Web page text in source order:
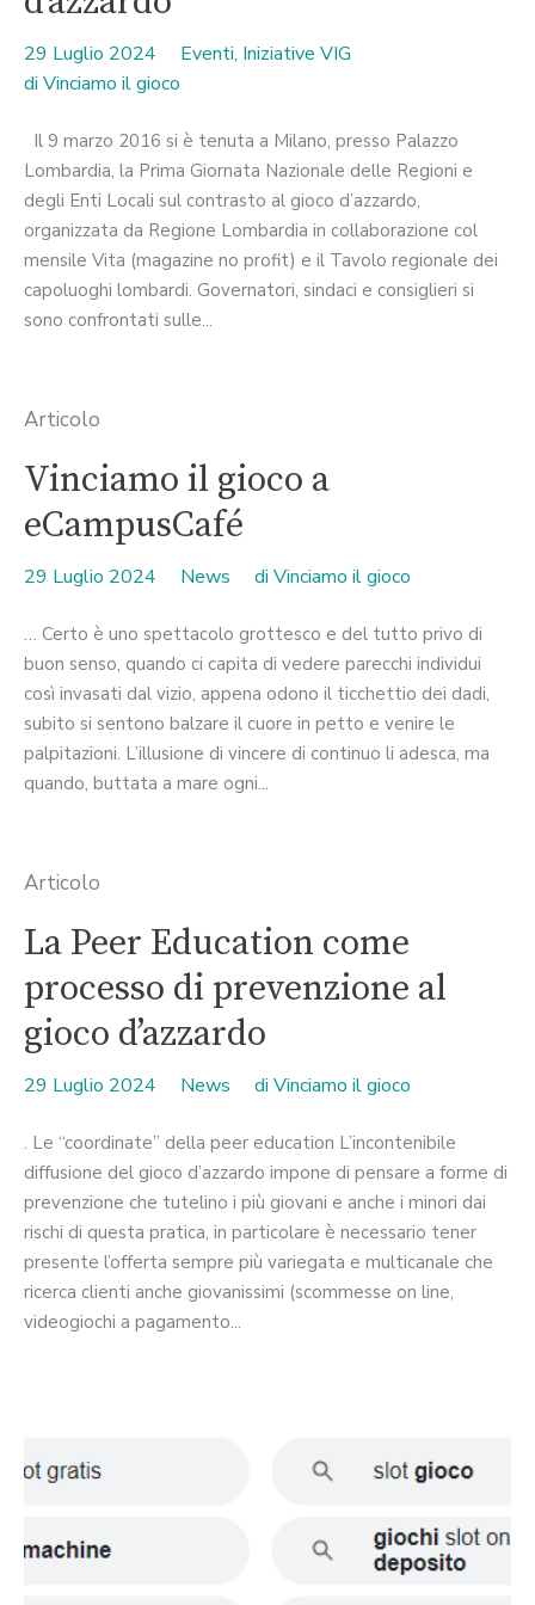
29 Luglio 2024 Eventi, Iniziative VIG
di Vinciamo il gioco
Il 9 marzo 2016 si è tenuta a Milano, presso Palazzo
Lombardia, la Prima Giornata Nazionale delle Regioni e
degli Enti Locali sul contrasto al gioco d’azzardo,
organizzata da Regione Lombardia in collaborazione col
mensile Vita (magazine no profit) e il Tavolo regionale dei
capoluoghi lombardi. Governatori, sindaci e consiglieri si
sono confrontati sulle...
Articolo
Vinciamo il gioco a
eCampusCafé
29 Luglio 2024 News di Vinciamo il gioco
… Certo è uno spettacolo grottesco e del tutto privo di
buon senso, quando ci capita di vedere parecchi individui
così invasati dal vizio, appena odono il ticchettio dei dadi,
subito si sentono balzare il cuore in petto e venire le
palpitazioni. L’illusione di vincere di continuo li adesca, ma
quando, buttata a mare ogni...
Articolo
La Peer Education come
processo di prevenzione al
gioco d’azzardo
29 Luglio 2024 News di Vinciamo il gioco
. Le “coordinate” della peer education L’incontenibile
diffusione del gioco d’azzardo impone di pensare a forme di
prevenzione che tutelino i più giovani e anche i minori dai
rischi di questa pratica, in particolare è necessario tener
presente l’offerta sempre più variegata e multicanale che
ricerca clienti anche giovanissimi (scommesse on line,
videogiochi a pagamento...